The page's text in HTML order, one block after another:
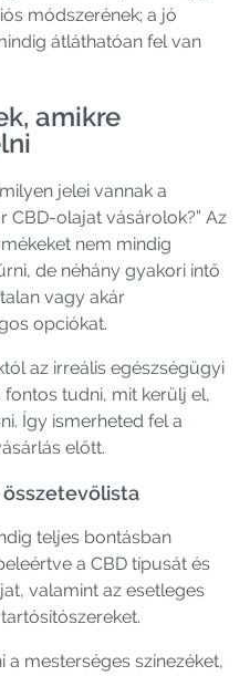
módszerének; a jó
átláthatóan fel van
amikre
jelei vannak a
CBD-olajat vásárolok?” Az
nem mindig
de néhány gyakori intő
vagy akár
opciókat.
az irreális egészségügyi
tudni, mit kerülj el,
Így ismerheted fel a
előtt.
teljes bontásban
a CBD típusát és
valamint az esetleges
mesterséges színezéket,